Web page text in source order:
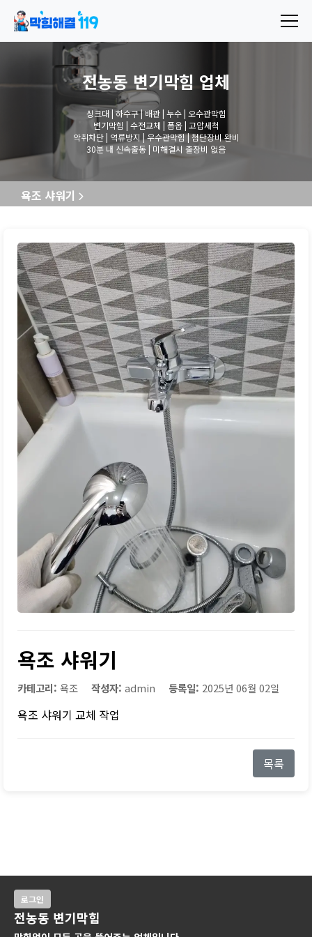
전농동 변기막힘 업체
싱크대 | 하수구 | 배관 | 누수 | 오수관막힘
변기막힘 | 수전교체 | 폽옵 | 고압세척
악취차단 | 역류방지 | 우수관막힘 | 첨단장비 완비
30분 내 신속출동 | 미해결시 출장비 없음
욕조 샤워기
욕조 샤워기
카테고리: 욕조 작성자: admin 등록일: 2025년 06월 02일
욕조 샤워기 교체 작업
목록
로그인
전농동 변기막힘